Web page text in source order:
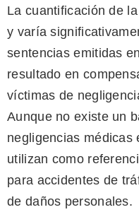
La cuantificación de
y varía
sentencias emitidas
resultado en
víctimas de
Aunque no existe un
negligencias médicas
utilizan como
para accidentes de
de daños personales.